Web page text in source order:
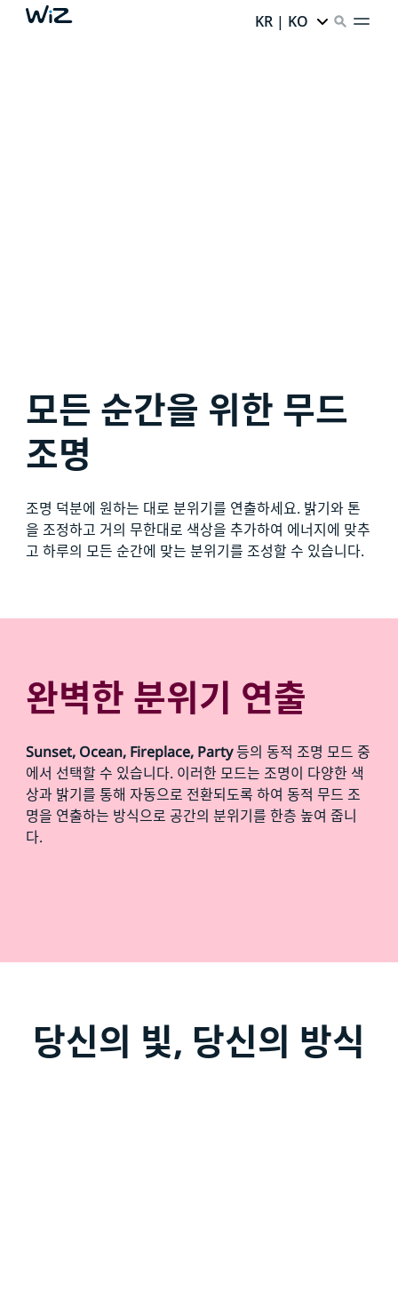
KR | KO
모든 순간을 위한 무드
조명
조명 덕분에 원하는 대로 분위기를 연출하세요. 밝기와 톤
을 조정하고 거의 무한대로 색상을 추가하여 에너지에 맞추
고 하루의 모든 순간에 맞는 분위기를 조성할 수 있습니다.
완벽한 분위기 연출
Sunset, Ocean, Fireplace, Party등의 동적 조명 모드 중
에서 선택할 수 있습니다. 이러한 모드는 조명이 다양한 색
상과 밝기를 통해 자동으로 전환되도록 하여 동적 무드 조
명을 연출하는 방식으로 공간의 분위기를 한층 높여 줍니
다.
당신의 빛, 당신의 방식